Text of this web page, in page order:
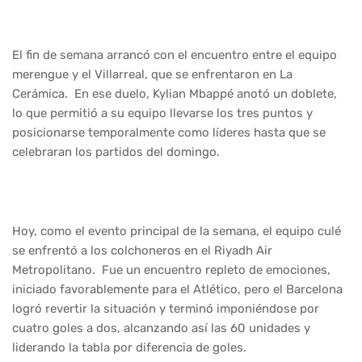
El fin de semana arrancó con el encuentro entre el equipo
merengue y el Villarreal, que se enfrentaron en La
Cerámica. En ese duelo, Kylian Mbappé anotó un doblete,
lo que permitió a su equipo llevarse los tres puntos y
posicionarse temporalmente como líderes hasta que se
celebraran los partidos del domingo.
Hoy, como el evento principal de la semana, el equipo culé
se enfrentó a los colchoneros en el Riyadh Air
Metropolitano. Fue un encuentro repleto de emociones,
iniciado favorablemente para el Atlético, pero el Barcelona
logró revertir la situación y terminó imponiéndose por
cuatro goles a dos, alcanzando así las 60 unidades y
liderando la tabla por diferencia de goles.